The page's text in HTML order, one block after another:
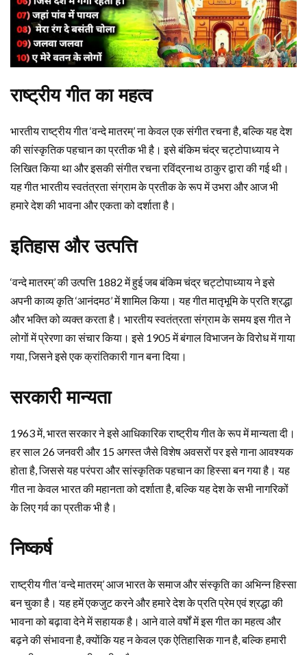
राष्ट्रीय गीत का महत्व
भारतीय राष्ट्रीय गीत ‘वन्दे मातरम्’ ना केवल एक संगीत रचना है, बल्कि यह देश
की सांस्कृतिक पहचान का प्रतीक भी है। इसे बंकिम चंद्र चट्टोपाध्याय ने
लिखित किया था और इसकी संगीत रचना रविंद्रनाथ ठाकुर द्वारा की गई थी।
यह गीत भारतीय स्वतंत्रता संग्राम के प्रतीक के रूप में उभरा और आज भी
हमारे देश की भावना और एकता को दर्शाता है।
इतिहास और उत्पत्ति
‘वन्दे मातरम्’ की उत्पत्ति 1882 में हुई जब बंकिम चंद्र चट्टोपाध्याय ने इसे
अपनी काव्य कृति ‘आनंदमठ’ में शामिल किया। यह गीत मातृभूमि के प्रति श्रद्धा
और भक्ति को व्यक्त करता है। भारतीय स्वतंत्रता संग्राम के समय इस गीत ने
लोगों में प्रेरणा का संचार किया। इसे 1905 में बंगाल विभाजन के विरोध में गाया
गया, जिसने इसे एक क्रांतिकारी गान बना दिया।
सरकारी मान्यता
1963 में, भारत सरकार ने इसे आधिकारिक राष्ट्रीय गीत के रूप में मान्यता दी।
हर साल 26 जनवरी और 15 अगस्त जैसे विशेष अवसरों पर इसे गाना आवश्यक
होता है, जिससे यह परंपरा और सांस्कृतिक पहचान का हिस्सा बन गया है। यह
गीत ना केवल भारत की महानता को दर्शाता है, बल्कि यह देश के सभी नागरिकों
के लिए गर्व का प्रतीक भी है।
निष्कर्ष
राष्ट्रीय गीत ‘वन्दे मातरम्’ आज भारत के समाज और संस्कृति का अभिन्न हिस्सा
बन चुका है। यह हमें एकजुट करने और हमारे देश के प्रति प्रेम एवं श्रद्धा की
भावना को बढ़ावा देने में सहायक है। आने वाले वर्षों में इस गीत का महत्व और
बढ़ने की संभावना है, क्योंकि यह न केवल एक ऐतिहासिक गान है, बल्कि हमारी